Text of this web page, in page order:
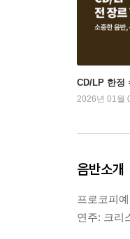
CD/LP 한정
2026년 01월
음반소개
프로코피
연주: 크리